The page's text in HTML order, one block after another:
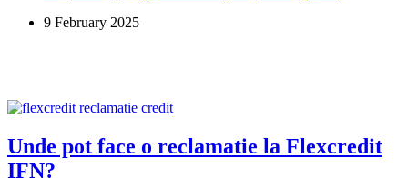
9 February 2025
Unde pot face o reclamatie la Flexcredit
IFN?